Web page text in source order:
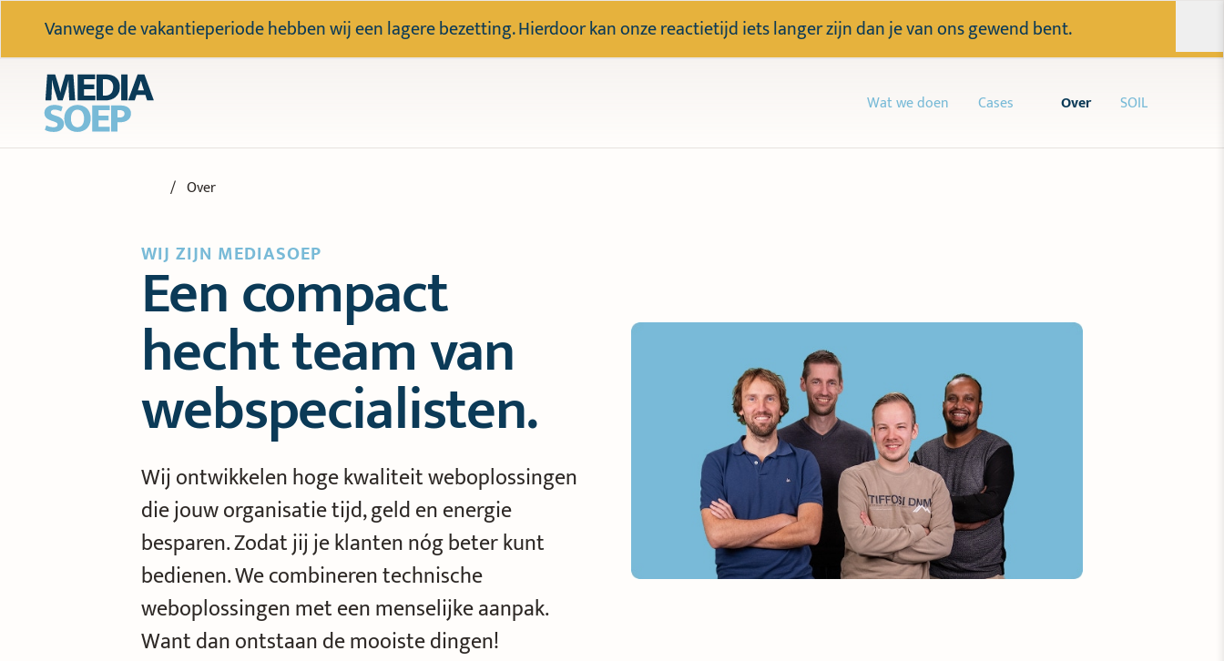
Vanwege de vakantieperiode hebben wij een lagere bezetting. Hierdoor kan onze reactietijd iets langer zijn dan je van ons gewend bent.
Wat we doen Cases Over SOIL
Over
Een compact
hecht team van
webspecialisten.
WIJ ZIJN MEDIASOEP
Wij ontwikkelen hoge kwaliteit weboplossingen
die jouw organisatie tijd, geld en energie
besparen. Zodat jij je klanten nóg beter kunt
bedienen. We combineren technische
weboplossingen met een menselijke aanpak.
Want dan ontstaan de mooiste dingen!